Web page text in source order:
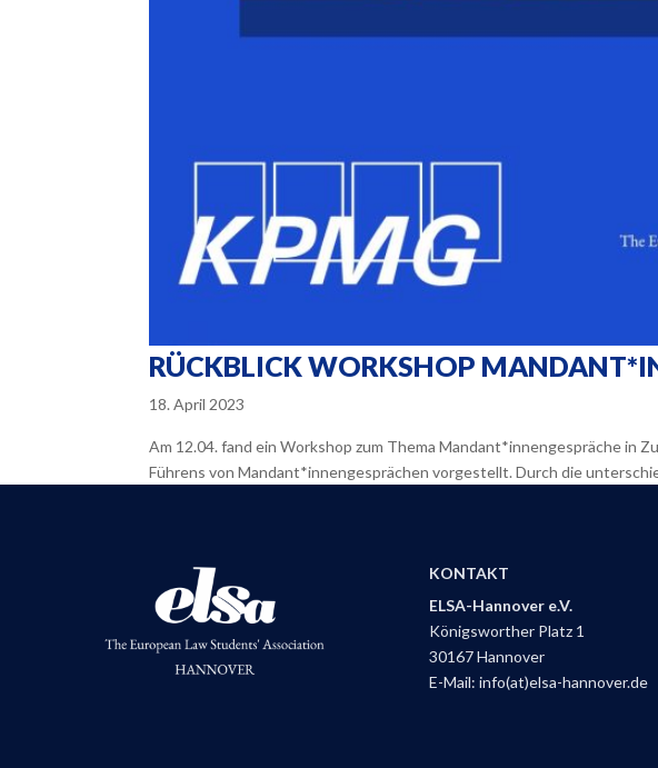
RÜCKBLICK WORKSHOP
18. April 2023
Am 12.04. fand ein Workshop zum Thema Mandant*innengespräche in
Führens von Mandant*innengesprächen vorgestellt. Durch die
KONTAKT
ELSA-Hannover e.V.
Königsworther Platz 1
30167 Hannover
E-Mail:info(at)elsa-hannover.de